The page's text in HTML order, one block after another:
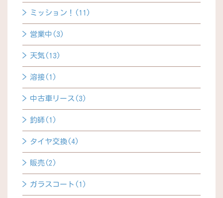
ミッション！(11)
営業中(3)
天気(13)
溶接(1)
中古車リース(3)
釣師(1)
タイヤ交換(4)
販売(2)
ガラスコート(1)